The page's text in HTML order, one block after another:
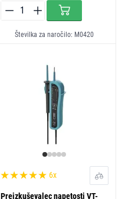
Številka za naročilo: M0420
6x
Preizkuševalec napetosti VT-